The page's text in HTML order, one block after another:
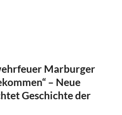
Marburger
– Neue
Geschichte der